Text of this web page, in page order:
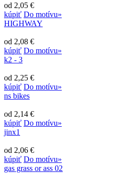
od 2,05 €
kúpiť Do motívu»
HIGHWAY
od 2,08 €
kúpiť Do motívu»
k2 - 3
od 2,25 €
kúpiť Do motívu»
ns bikes
od 2,14 €
kúpiť Do motívu»
jinx1
od 2,06 €
kúpiť Do motívu»
gas grass or ass 02